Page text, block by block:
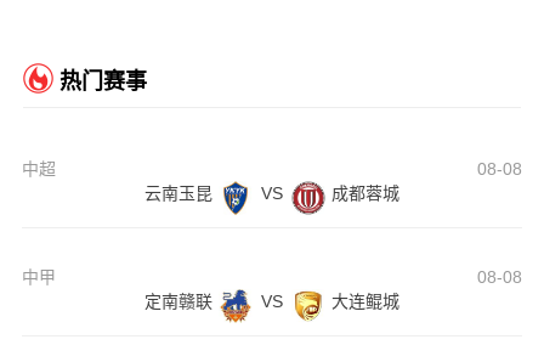
热门赛事
中超
08-08
云南玉昆
VS 成都蓉城
中甲
08-08
定南赣联
VS 大连鲲城